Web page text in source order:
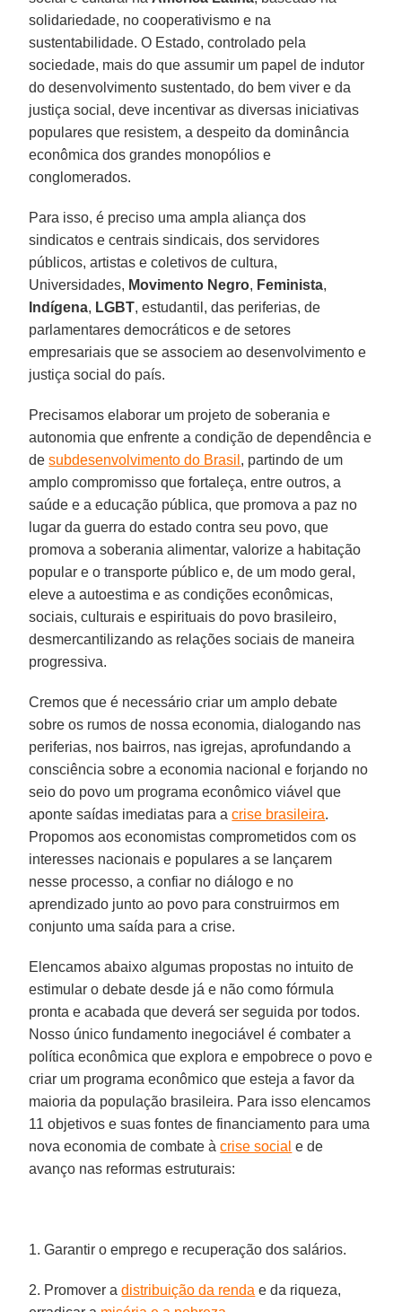
solidariedade, no cooperativismo e na
sustentabilidade. O Estado, controlado pela
sociedade, mais do que assumir um papel de indutor
do desenvolvimento sustentado, do bem viver e da
justiça social, deve incentivar as diversas iniciativas
populares que resistem, a despeito da dominância
econômica dos grandes monopólios e
conglomerados.
Para isso, é preciso uma ampla aliança dos
sindicatos e centrais sindicais, dos servidores
públicos, artistas e coletivos de cultura,
Universidades, Movimento Negro, Feminista,
Indígena, LGBT, estudantil, das periferias, de
parlamentares democráticos e de setores
empresariais que se associem ao desenvolvimento e
justiça social do país.
Precisamos elaborar um projeto de soberania e
autonomia que enfrente a condição de dependência e
desubdesenvolvimento do Brasil , partindo de um
amplo compromisso que fortaleça, entre outros, a
saúde e a educação pública, que promova a paz no
lugar da guerra do estado contra seu povo, que
promova a soberania alimentar, valorize a habitação
popular e o transporte público e, de um modo geral,
eleve a autoestima e as condições econômicas,
sociais, culturais e espirituais do povo brasileiro,
desmercantilizando as relações sociais de maneira
progressiva.
Cremos que é necessário criar um amplo debate
sobre os rumos de nossa economia, dialogando nas
periferias, nos bairros, nas igrejas, aprofundando a
consciência sobre a economia nacional e forjando no
seio do povo um programa econômico viável que
aponte saídas imediatas para acrise brasileira.
Propomos aos economistas comprometidos com os
interesses nacionais e populares a se lançarem
nesse processo, a confiar no diálogo e no
aprendizado junto ao povo para construirmos em
conjunto uma saída para a crise.
Elencamos abaixo algumas propostas no intuito de
estimular o debate desde já e não como fórmula
pronta e acabada que deverá ser seguida por todos.
Nosso único fundamento inegociável é combater a
política econômica que explora e empobrece o povo e
criar um programa econômico que esteja a favor da
maioria da população brasileira. Para isso elencamos
11 objetivos e suas fontes de financiamento para uma
nova economia de combate àcrise social e de
avanço nas reformas estruturais:
1. Garantir o emprego e recuperação dos salários.
2. Promover adistribuição da renda e da riqueza,